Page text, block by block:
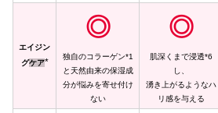
エイジン
グケア*
◎
独自のコラーゲン*1
と天然由来の保湿成
分が悩みを寄せ付け
ない
◎
肌深くまで浸透*6
し、
湧き上がるようなハ
リ感を与える